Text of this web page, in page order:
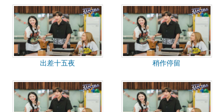
出差十五夜 稍作停留